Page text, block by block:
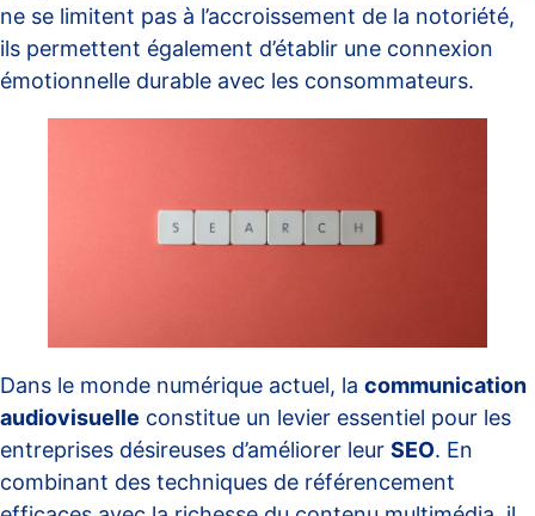
ne se limitent pas à l’accroissement de la notoriété,
ils permettent également d’établir une connexion
émotionnelle durable avec les consommateurs.
Dans le monde numérique actuel, la communication
audiovisuelle constitue un levier essentiel pour les
entreprises désireuses d’améliorer leur SEO. En
combinant des techniques de référencement